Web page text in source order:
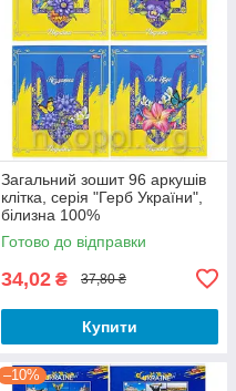
Загальний зошит 96 аркушів
клітка, серія "Герб України",
білизна 100%
Готово до відправки
34,02 ₴ 37,80 ₴
Купити
–10%